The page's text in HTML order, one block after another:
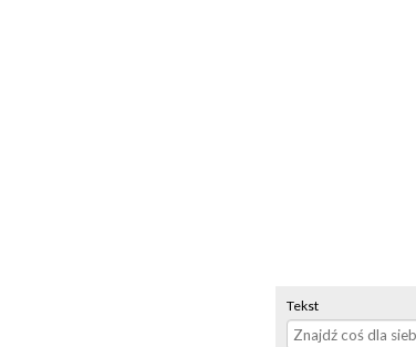
Tekst